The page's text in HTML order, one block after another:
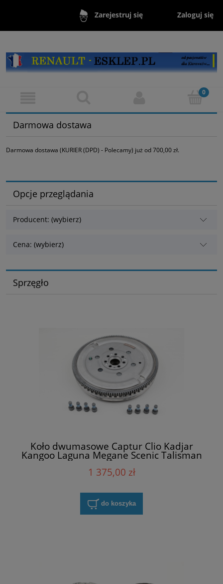
Zarejestruj się Zaloguj się
Darmowa dostawa
Darmowa dostawa (KURIER (DPD) - Polecamy) już od 700,00 zł.
Opcje przeglądania
Producent: (wybierz)
Cena: (wybierz)
Sprzęgło
Koło dwumasowe Captur Clio Kadjar
Kangoo Laguna Megane Scenic Talisman
1.5 dCI Renault 123003948R
1 375,00 zł
do koszyka